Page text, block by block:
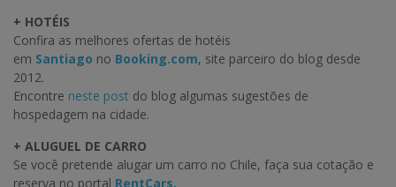
+ HOTÉIS
Confira as melhores ofertas de hotéis
em Santiago no Booking.com, site parceiro do blog desde
2012.
Encontre neste post do blog algumas sugestões de
hospedagem na cidade.
+ ALUGUEL DE CARRO
Se você pretende alugar um carro no Chile, faça sua cotação e
reserva no portal RentCars.